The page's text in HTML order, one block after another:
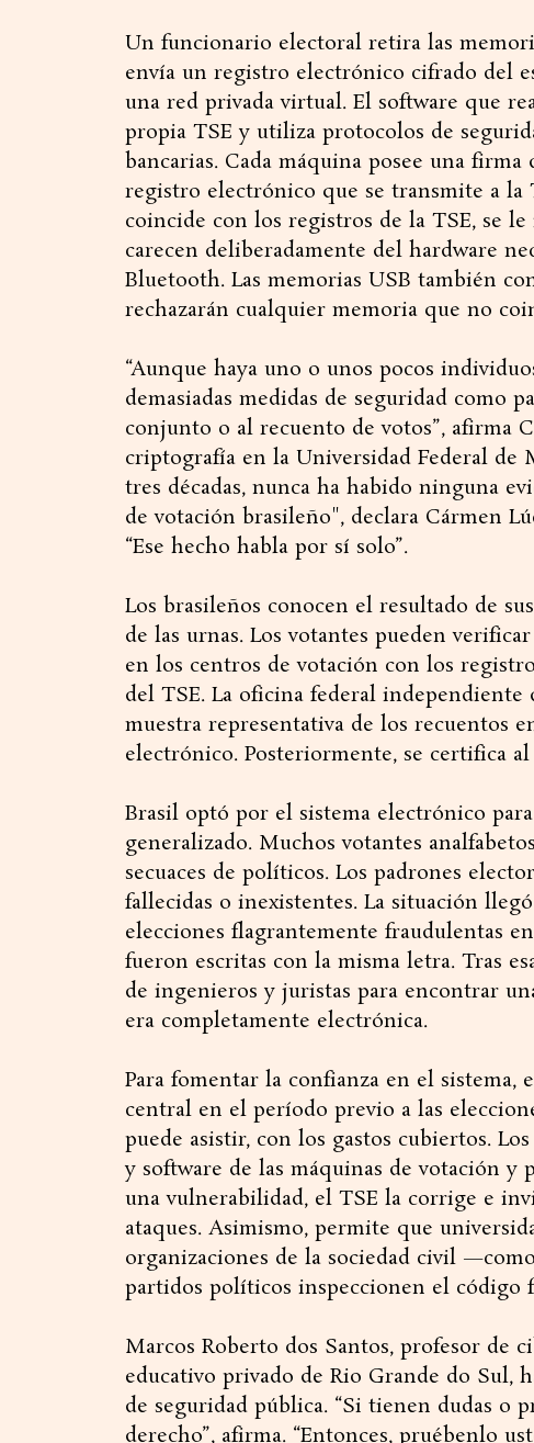
Un funcionario electoral retira las
envía un registro electrónico cifrado del
una red privada virtual. El software que
propia TSE y utiliza protocolos de
bancarias. Cada máquina posee una
registro electrónico que se transmite a
coincide con los registros de la TSE, se
carecen deliberadamente del hardware
Bluetooth. Las memorias USB también
rechazarán cualquier memoria que no
“Aunque haya uno o unos pocos
demasiadas medidas de seguridad como
conjunto o al recuento de votos”, afirma
criptografía en la Universidad Federal de
tres décadas, nunca ha habido ninguna
de votación brasileño", declara Cármen
“Ese hecho habla por sí solo”.
Los brasileños conocen el resultado de
de las urnas. Los votantes pueden
en los centros de votación con los
del TSE. La oficina federal
muestra representativa de los recuentos
electrónico. Posteriormente, se certifica al
Brasil optó por el sistema electrónico
generalizado. Muchos votantes
secuaces de políticos. Los padrones
fallecidas o inexistentes. La situación
elecciones flagrantemente fraudulentas
fueron escritas con la misma letra. Tras
de ingenieros y juristas para encontrar
era completamente electrónica.
Para fomentar la confianza en el sistema,
central en el período previo a las
puede asistir, con los gastos cubiertos.
y software de las máquinas de votación
una vulnerabilidad, el TSE la corrige e
ataques. Asimismo, permite que
organizaciones de la sociedad civil
partidos políticos inspeccionen el código
Marcos Roberto dos Santos, profesor de
educativo privado de Rio Grande do Sul,
de seguridad pública. “Si tienen dudas o
derecho”, afirma. “Entonces, pruébenlo